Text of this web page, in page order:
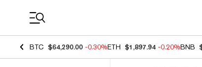
BTC $64,290.00 -0.30%ETH $1,897.94 -0.20%BNB